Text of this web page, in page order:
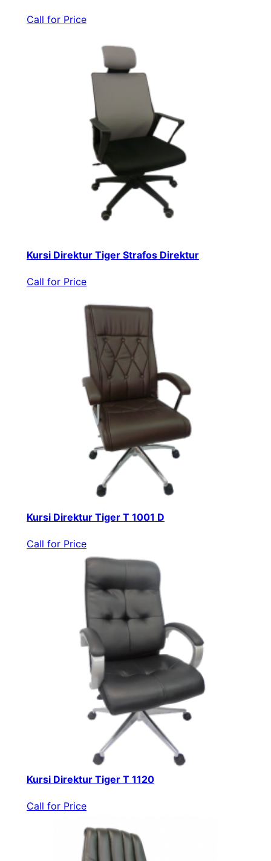
Call for Price
Kursi Direktur Tiger Strafos Direktur
Call for Price
Kursi Direktur Tiger T 1001 D
Call for Price
Kursi Direktur Tiger T 1120
Call for Price